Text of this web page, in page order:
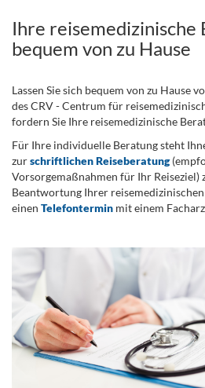
Ihre reisemedizinische
bequem von zu Hause
Lassen Sie sich bequem von zu Hause
des CRV - Centrum für
fordern Sie Ihre reisemedizinische
Für Ihre individuelle Beratung steht
zurschriftlichen Reiseberatung
Vorsorgemaßnahmen für Ihr Reiseziel)
Beantwortung Ihrer reisemedizinischen
einen Telefontermin mit einem